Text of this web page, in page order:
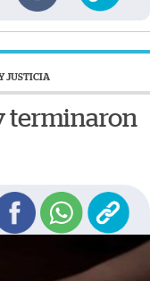
JUSTICIA
terminaron